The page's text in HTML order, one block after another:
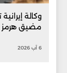
وكالة
مضيق هرمز
6 آب 2026